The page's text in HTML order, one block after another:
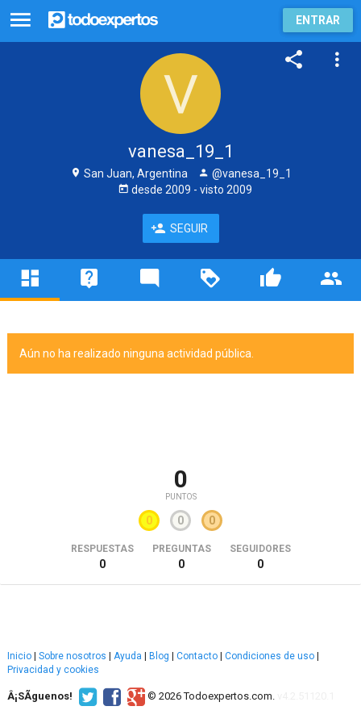
ENTRAR
vanesa_19_1
San Juan, Argentina
@vanesa_19_1
desde 2009 - visto 2009
SEGUIR
Aún no ha realizado ninguna actividad pública.
0
PUNTOS
0 0 0
RESPUESTAS
0
PREGUNTAS
0
SEGUIDORES
0
Inicio Sobre nosotros Ayuda Blog Contacto Condiciones de uso
Privacidad y cookies
Â¡SÃ­guenos! © 2026 Todoexpertos.com.